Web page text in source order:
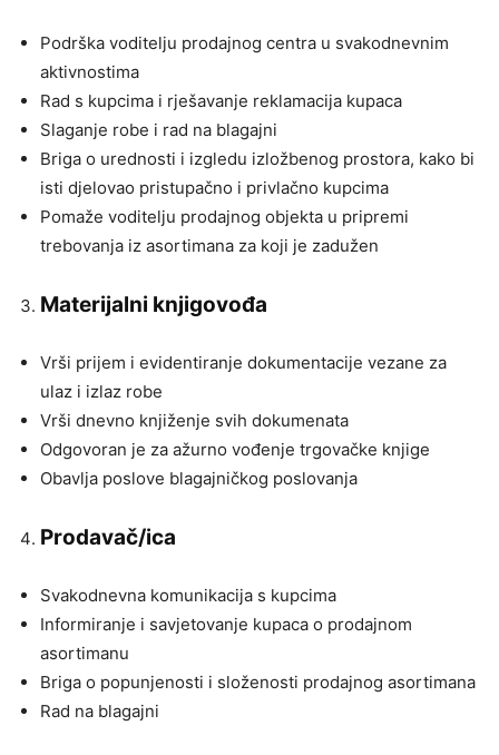
Podrška voditelju prodajnog centra u svakodnevnim
aktivnostima
Rad s kupcima i rješavanje reklamacija kupaca
Slaganje robe i rad na blagajni
Briga o urednosti i izgledu izložbenog prostora, kako bi
isti djelovao pristupačno i privlačno kupcima
Pomaže voditelju prodajnog objekta u pripremi
trebovanja iz asortimana za koji je zadužen
Materijalni knjigovođa
Vrši prijem i evidentiranje dokumentacije vezane za
ulaz i izlaz robe
Vrši dnevno knjiženje svih dokumenata
Odgovoran je za ažurno vođenje trgovačke knjige
Obavlja poslove blagajničkog poslovanja
Prodavač/ica
Svakodnevna komunikacija s kupcima
Informiranje i savjetovanje kupaca o prodajnom
asortimanu
Briga o popunjenosti i složenosti prodajnog asortimana
Rad na blagajni